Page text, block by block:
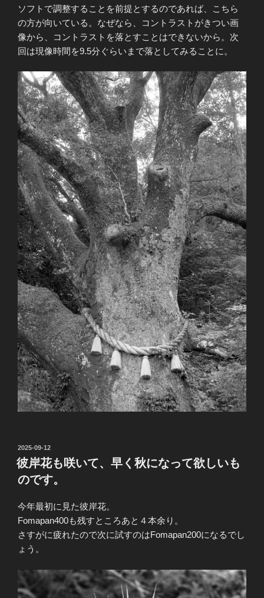
ソフトで調整することを前提とするのであれば、こちら
の方が向いている。なぜなら、コントラストがきつい画
像から、コントラストを落とすことはできないから。次
回は現像時間を9.5分ぐらいまで落としてみることに。
投
稿
日:
2025-09-12
彼岸花も咲いて、早く秋になって欲しいも
のです。
今年最初に見た彼岸花。
Fomapan400も残すところあと４本余り。
さすがに疲れたので次に試すのはFomapan200になるでし
ょう。